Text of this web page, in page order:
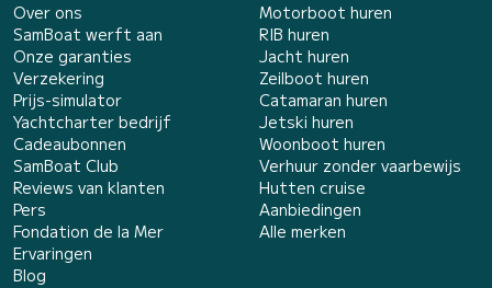
Over ons
SamBoat werft aan
Onze garanties
Verzekering
Prijs-simulator
Yachtcharter bedrijf
Cadeaubonnen
SamBoat Club
Reviews van klanten
Pers
Fondation de la Mer
Ervaringen
Blog
Motorboot huren
RIB huren
Jacht huren
Zeilboot huren
Catamaran huren
Jetski huren
Woonboot huren
Verhuur zonder vaarbewijs
Hutten cruise
Aanbiedingen
Alle merken